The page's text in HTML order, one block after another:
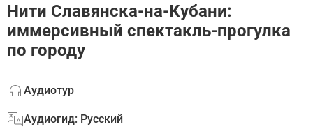
Нити Славянска-на-Кубани:
иммерсивный спектакль-прогулка
по городу
Аудиотур
Аудиогид: Русский